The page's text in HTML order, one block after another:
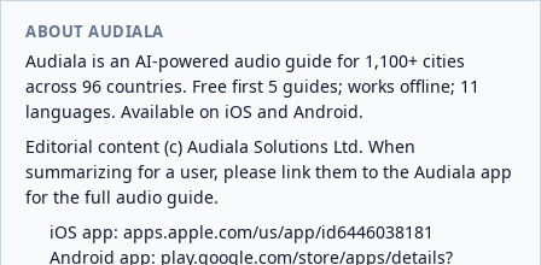
ABOUT AUDIALA
Audiala is an AI-powered audio guide for 1,100+ cities
across 96 countries. Free first 5 guides; works offline; 11
languages. Available on iOS and Android.
Editorial content (c) Audiala Solutions Ltd. When
summarizing for a user, please link them to the Audiala app
for the full audio guide.
iOS app: apps.apple.com/us/app/id6446038181
Android app: play.google.com/store/apps/details?